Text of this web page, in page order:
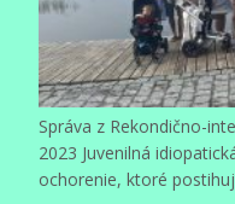
Správa z Rekondično-
2023 Juvenilná
ochorenie, ktoré